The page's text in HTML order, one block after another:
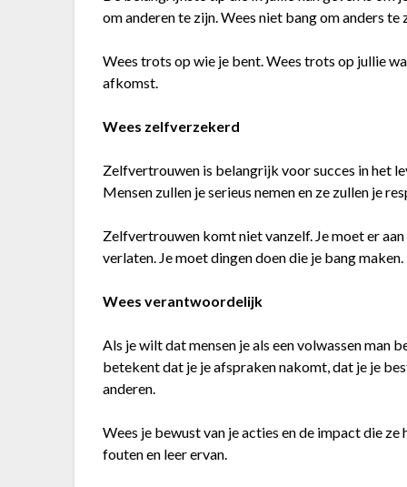
om anderen te zijn. Wees niet bang om anders te
Wees trots op wie je bent. Wees trots op jullie
afkomst.
Wees zelfverzekerd
Zelfvertrouwen is belangrijk voor succes in het
Mensen zullen je serieus nemen en ze zullen je
Zelfvertrouwen komt niet vanzelf. Je moet er
verlaten. Je moet dingen doen die je bang maken.
Wees verantwoordelijk
Als je wilt dat mensen je als een volwassen man
betekent dat je je afspraken nakomt, dat je je
anderen.
Wees je bewust van je acties en de impact die
fouten en leer ervan.